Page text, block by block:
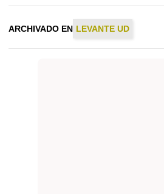
ARCHIVADO EN LEVANTE UD